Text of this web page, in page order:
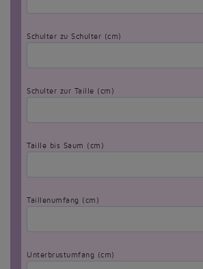
Schulter zu Schulter (cm)
Schulter zur Taille (cm)
Taille bis Saum (cm)
Taillenumfang (cm)
Unterbrustumfang (cm)